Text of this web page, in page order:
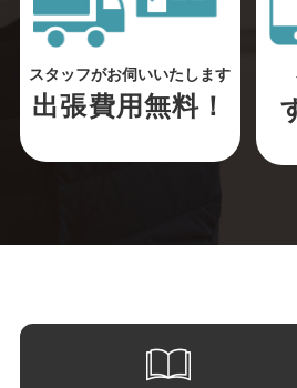
スタッフがお伺いいたします
出張費用無料！